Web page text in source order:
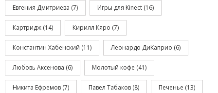
Евгения Дмитриева (7) Игры для Kinect (16)
Картридж (14) Кирилл Кяро (7)
Константин Хабенский (11) Леонардо ДиКаприо (6)
Любовь Аксенова (6) Молотый кофе (41)
Никита Ефремов (7) Павел Табаков (8) Печенье (13)